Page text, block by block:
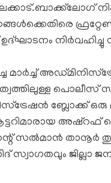
മാര്‍ച്ച്
പൊലീസ്
ബ്ലോക്ക്
സല്‍മാന്‍ താനൂര്‍
സ്വാഗതവും ജില്ലാ